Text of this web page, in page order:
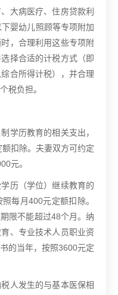
大病医疗、住房贷款利
婴幼儿照顾等专项附加
，合理利用这些专项附
择合适的计税方式（即
合所得计税），并合理
税负担。
学历教育的相关支出，
扣除。夫妻双方可约定
元。
历（学位）继续教育的
每月400元定额扣除。
限不能超过48个月。纳
、专业技术人员职业资
的当年，按照3600元定
人发生的与基本医保相